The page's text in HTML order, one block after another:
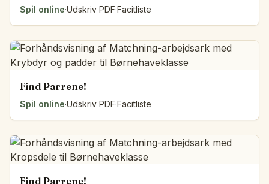
Spil online·Udskriv PDF·Facitliste
Find Parrene!
Spil online·Udskriv PDF·Facitliste
Find Parrene!